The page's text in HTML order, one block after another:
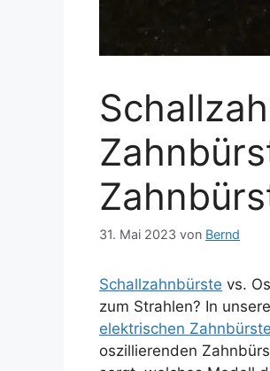
31. Mai 2023 von Bernd
Schallzahnbürste vs.
zum Strahlen? In
elektrischen
oszillierenden